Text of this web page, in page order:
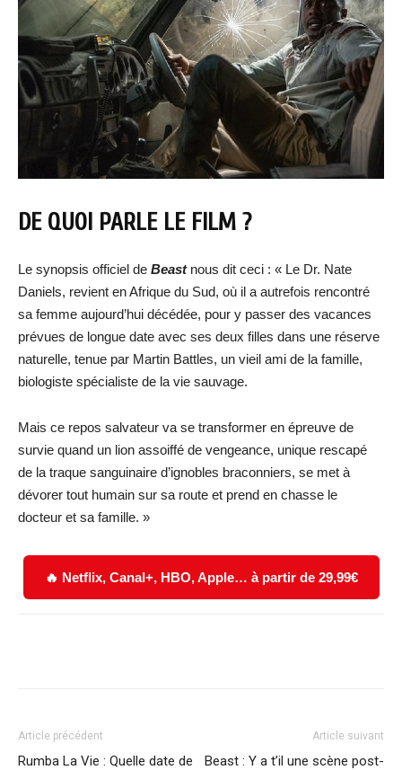
DE QUOI PARLE LE FILM ?
Le synopsis officiel de Beastnous dit ceci : « Le Dr. Nate
Daniels, revient en Afrique du Sud, où il a autrefois rencontré
sa femme aujourd’hui décédée, pour y passer des vacances
prévues de longue date avec ses deux filles dans une réserve
naturelle, tenue par Martin Battles, un vieil ami de la famille,
biologiste spécialiste de la vie sauvage.
Mais ce repos salvateur va se transformer en épreuve de
survie quand un lion assoiffé de vengeance, unique rescapé
de la traque sanguinaire d’ignobles braconniers, se met à
dévorer tout humain sur sa route et prend en chasse le
docteur et sa famille. »
🔥 Netflix, Canal+, HBO, Apple… à partir de 29,99€
Article précédent
Rumba La Vie : Quelle date de
Article suivant
Beast : Y a t’il une scène post-